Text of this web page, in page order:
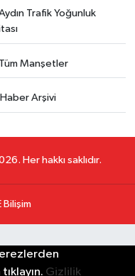
Trafik Yoğunluk
Tüm Manşetler
Haber Arşivi
Her hakkı saklıdır.
Bilişim
Gizlilik